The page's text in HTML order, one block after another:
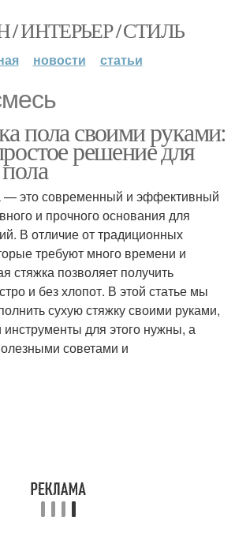
/ ИНТЕРЬЕР / СТИЛЬ
новости статьи
пола своими руками:
решение для
— это современный и эффективный
и прочного основания для
В отличие от традиционных
требуют много времени и
стяжка позволяет получить
и без хлопот. В этой статье мы
сухую стяжку своими руками,
для этого нужны, а
советами и